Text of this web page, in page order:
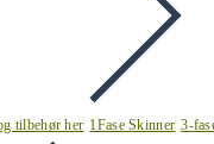
tilbehør her 1Fase Skinner 3-